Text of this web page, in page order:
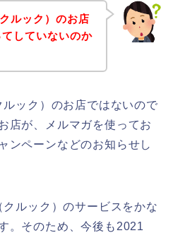
ルック）のお店
していないのか
ック）のお店ではないので
店が、メルマガを使ってお
ンペーンなどのお知らせし
ルック）のサービスをかな
。そのため、今後も2021